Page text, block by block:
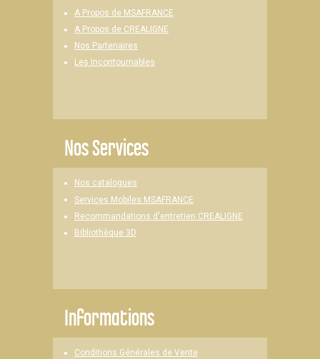
A Propos de MSAFRANCE
A Propos de CREALIGNE
Nos Partenaires
Les Incontournables
Nos Services
Nos catalogues
Services Mobiles MSAFRANCE
Recommandations d'entretien CREALIGNE
Bibliothèque 3D
Informations
Conditions Générales de Vente